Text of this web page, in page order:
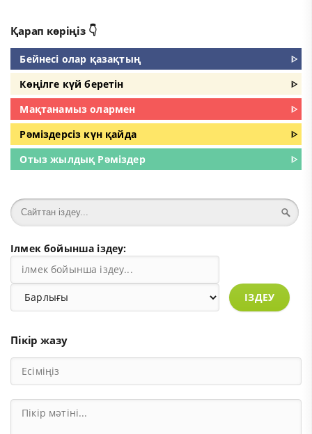
Қарап көріңіз 👇
Бейнесі олар қазақтың
ᐈ
Көңілге күй беретін
ᐈ
Мақтанамыз олармен
ᐈ
Рәміздерсіз күн қайда
ᐈ
Отыз жылдық Рәміздер
ᐈ
Ілмек бойынша іздеу:
ІЗДЕУ
Пікір жазу